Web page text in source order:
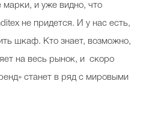
марки, и уже видно, что
не придется. И у нас есть,
шкаф. Кто знает, возможно,
на весь рынок, и скоро
станет в ряд с мировыми